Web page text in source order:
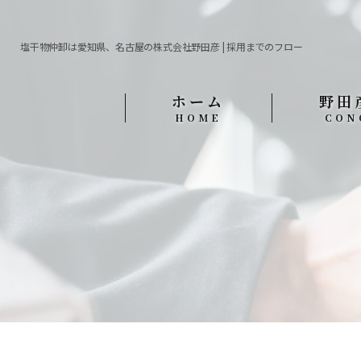
塩干物仲卸は愛知県、名古屋の株式会社野田彦 | 採用までのフロー
ホーム
HOME
野田